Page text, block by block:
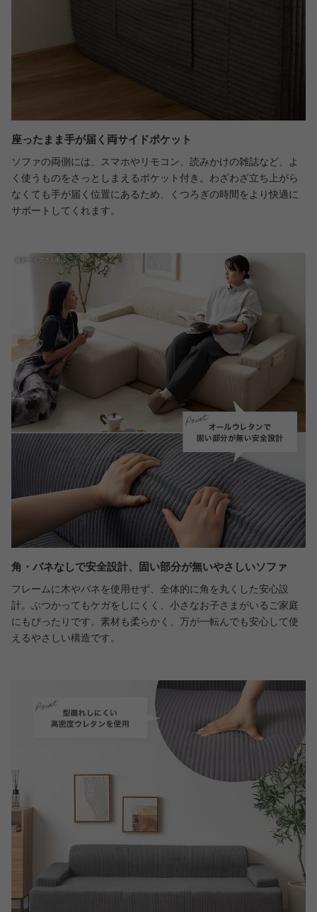
座ったまま手が届く両サイドポケット
ソファの両側には、スマホやリモコン、読みかけの雑誌など、よ
く使うものをさっとしまえるポケット付き。わざわざ立ち上がら
なくても手が届く位置にあるため、くつろぎの時間をより快適に
サポートしてくれます。
角・バネなしで安全設計、固い部分が無いやさしいソファ
フレームに木やバネを使用せず、全体的に角を丸くした安心設
計。ぶつかってもケガをしにくく、小さなお子さまがいるご家庭
にもぴったりです。素材も柔らかく、万が一転んでも安心して使
えるやさしい構造です。